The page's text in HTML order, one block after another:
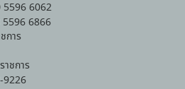
6062
6866
การ
ชการ
9226